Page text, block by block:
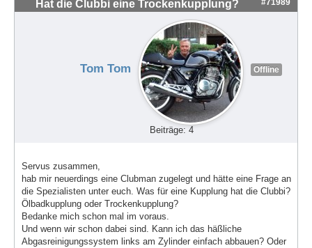
Suche
Hat die Clubbi eine Trockenkupplung?
Tom Tom Offline
Beiträge: 4
Servus zusammen,
hab mir neuerdings eine Clubman zugelegt und hätte eine Frage an
die Spezialisten unter euch. Was für eine Kupplung hat die Clubbi?
Ölbadkupplung oder Trockenkupplung?
Bedanke mich schon mal im voraus.
Und wenn wir schon dabei sind. Kann ich das häßliche
Abgasreinigungssystem links am Zylinder einfach abbauen? Oder